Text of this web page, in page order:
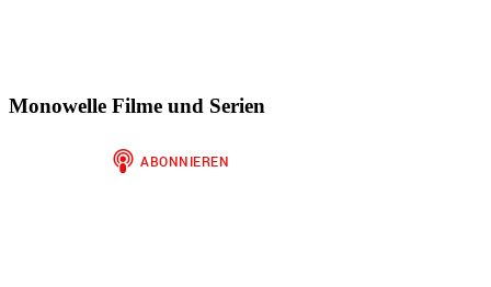
Monowelle Filme und Serien